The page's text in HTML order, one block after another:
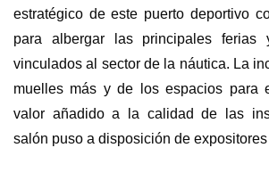
estratégico de este puerto deportivo
para albergar las principales ferias
vinculados al sector de la náutica. La
muelles más y de los espacios para
valor añadido a la calidad de las
salón puso a disposición de